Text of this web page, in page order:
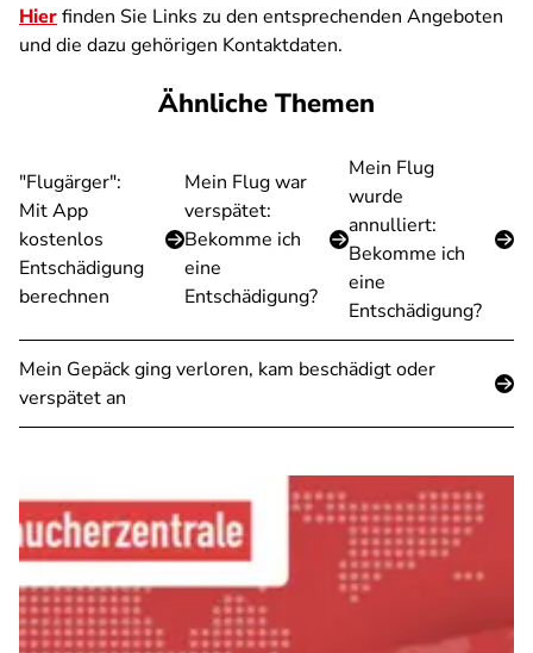
Hierfinden Sie Links zu den entsprechenden Angeboten
und die dazu gehörigen Kontaktdaten.
Ähnliche Themen
"Flugärger":
Mit App
kostenlos
Entschädigung
berechnen
Mein Flug war
verspätet:
Bekomme ich
eine
Entschädigung?
Mein Flug
wurde
annulliert:
Bekomme ich
eine
Entschädigung?
Mein Gepäck ging verloren, kam beschädigt oder
verspätet an